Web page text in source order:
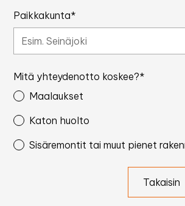
Paikkakunta*
Mitä yhteydenotto koskee?*
Maalaukset
Katon huolto
Sisäremontit tai muut pienet
Takaisin